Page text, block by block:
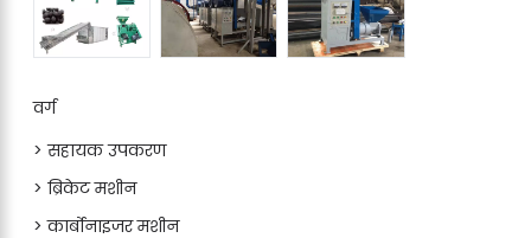
वर्ग
> सहायक उपकरण
> ब्रिकेट मशीन
> कार्बोनाइजर मशीन